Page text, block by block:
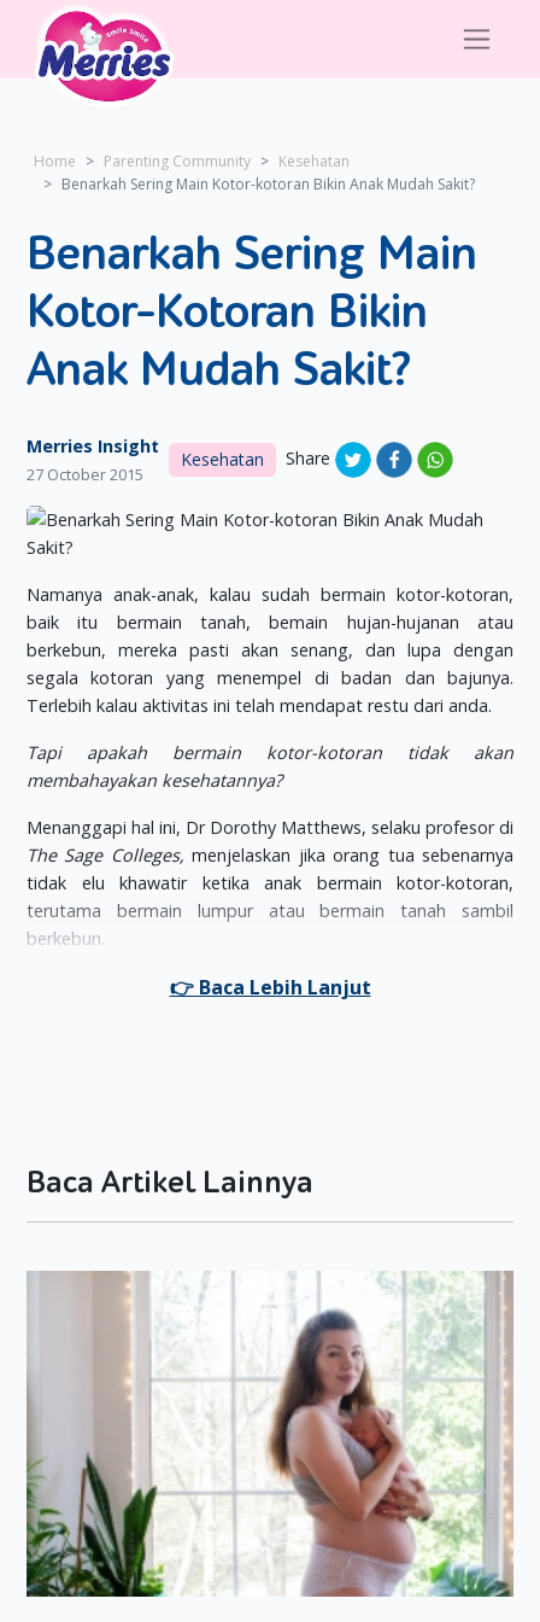
Home Parenting Community
Kesehatan
Benarkah Sering Main Kotor-kotoran Bikin Anak Mudah Sakit?
Benarkah Sering Main
Kotor-Kotoran Bikin
Anak Mudah Sakit?
Merries Insight
27 October 2015
Kesehatan Share
Namanya anak-anak, kalau sudah bermain kotor-kotoran,
baik itu bermain tanah, bemain hujan-hujanan atau
berkebun, mereka pasti akan senang, dan lupa dengan
segala kotoran yang menempel di badan dan bajunya.
Terlebih kalau aktivitas ini telah mendapat restu dari anda.
Tapi apakah bermain kotor-kotoran tidak akan
membahayakan kesehatannya?
Menanggapi hal ini, Dr Dorothy Matthews, selaku profesor di
The Sage Colleges, menjelaskan jika orang tua sebenarnya
tidak elu khawatir ketika anak bermain kotor-kotoran,
terutama bermain lumpur atau bermain tanah sambil
berkebun.
Tanah merupakan tempat yang kotor, dan tentu saja di
Matthews menyarankan agar orang tua tidak perlu khawatir
dengan anak-anak yang bermain kotor-kotoran. Selain itu,
terbiasa bersinggungan dengan lingkungan alam, akan
tubuhnya sendiri.
Selain itu, manfaat dari alam yang bisa didapatkan si kecil
adalah, mereka akan dipaksa untuk aktif bergerak, berpikir
untuk menyelesaikan masalah, belajar menghargai alam dan
membuka pola pikir alam lebih menyenangkan ketimbang
mainan modern yang di kemas dalam bentuk video Games.
Pastikan membersihkan diri
Tapi ingat, walaupun bermain kotor-kotoran sangat baik
untuk si kecil, bahkan bermanfaat untuk memaksimalkan
sistem kekebalan tubuhnya, bukan berarti anda harus
Baca Artikel Lainnya